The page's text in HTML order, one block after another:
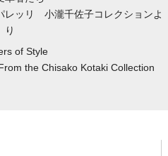
レッリ 小瀧千佐子コレクションよ
り
of Style
the Chisako Kotaki Collection